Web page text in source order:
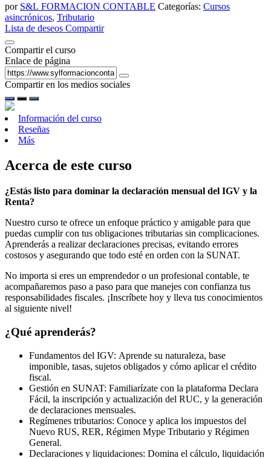
por S&L FORMACION CONTABLE Categorías: Cursos
asincrónicos, Tributario
Lista de deseos Compartir
Compartir el curso
Enlace de página
Compartir en los medios sociales
Información del curso
Reseñas
Más
Acerca de este curso
¿Estás listo para dominar la declaración mensual del IGV y la
Renta?
Nuestro curso te ofrece un enfoque práctico y amigable para que
puedas cumplir con tus obligaciones tributarias sin complicaciones.
Aprenderás a realizar declaraciones precisas, evitando errores
costosos y asegurando que todo esté en orden con la SUNAT.
No importa si eres un emprendedor o un profesional contable, te
acompañaremos paso a paso para que manejes con confianza tus
responsabilidades fiscales. ¡Inscríbete hoy y lleva tus conocimientos
al siguiente nivel!
¿Qué aprenderás?
Fundamentos del IGV: Aprende su naturaleza, base
imponible, tasas, sujetos obligados y cómo aplicar el crédito
fiscal.
Gestión en SUNAT: Familiarízate con la plataforma Declara
Fácil, la inscripción y actualización del RUC, y la generación
de declaraciones mensuales.
Regímenes tributarios: Conoce y aplica los impuestos del
Nuevo RUS, RER, Régimen Mype Tributario y Régimen
General.
Declaraciones y liquidaciones: Domina el cálculo, liquidación